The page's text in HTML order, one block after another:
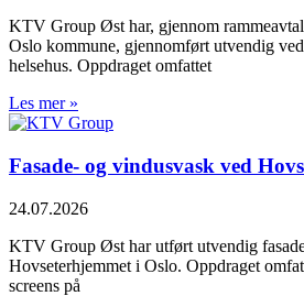
KTV Group Øst har, gjennom
Oslo kommune, gjennomført utvendig
helsehus. Oppdraget omfattet
Les mer »
Fasade- og vindusvask ved
24.07.2026
KTV Group Øst har utført utvendig
Hovseterhjemmet i Oslo. Oppdraget
screens på